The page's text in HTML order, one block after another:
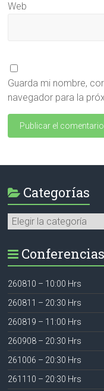
Web
Guarda mi nombre,
navegador para la
Categorías
Categorías
260810 – 10:00 Hrs
260811 – 20:30 Hrs
260819 – 11:00 Hrs
260908 – 20:30 Hrs
261006 – 20:30 Hrs
261110 – 20:30 Hrs